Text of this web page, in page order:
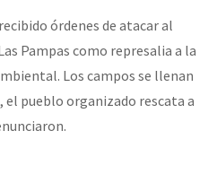
órdenes de atacar al
Pampas como represalia a la
Los campos se llenan
el pueblo organizado rescata a